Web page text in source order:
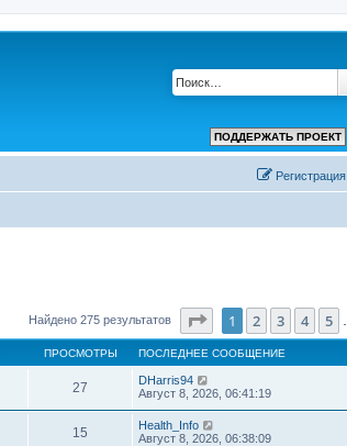
ПОДДЕРЖАТЬ ПРОЕКТ
Регистрация
Найдено 275 результатов Страница1 из 11
1 2 3 4 5
ПРОСМОТРЫ ПОСЛЕДНЕЕ СООБЩЕНИЕ
27
DHarris94
Август 8, 2026, 06:41:19
15
Health_Info
Август 8, 2026, 06:38:09